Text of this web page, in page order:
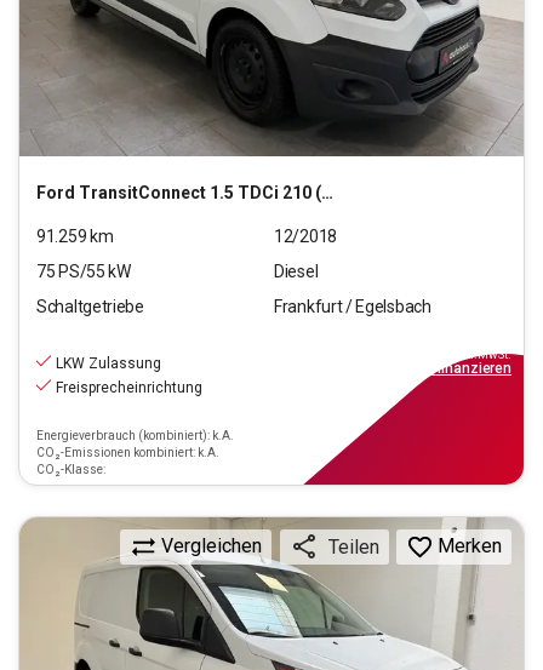
Ford TransitConnect 1.5 TDCi 210 (L2)
91.259 km
12/2018
75 PS/55 kW
Diesel
Schaltgetriebe
Frankfurt / Egelsbach
LKW Zulassung
Freisprecheinrichtung
Energieverbrauch (kombiniert): k.A.
CO₂-Emissionen kombiniert: k.A.
CO₂-Klasse:
inkl.MwSt.
finanzieren
Vergleichen Teilen Merken